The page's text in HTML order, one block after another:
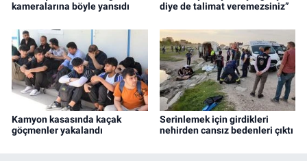
kameralarına böyle yansıdı
diye de talimat veremezsiniz”
Kamyon kasasında kaçak
göçmenler yakalandı
Serinlemek için girdikleri
nehirden cansız bedenleri çıktı